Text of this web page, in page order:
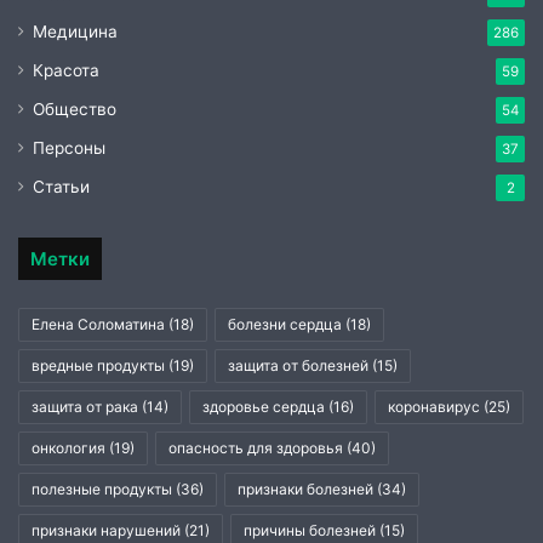
Медицина 286
Красота 59
Общество 54
Персоны 37
Статьи 2
Метки
Елена Соломатина (18) болезни сердца (18)
вредные продукты (19) защита от болезней (15)
защита от рака (14) здоровье сердца (16) коронавирус (25)
онкология (19) опасность для здоровья (40)
полезные продукты (36) признаки болезней (34)
признаки нарушений (21) причины болезней (15)